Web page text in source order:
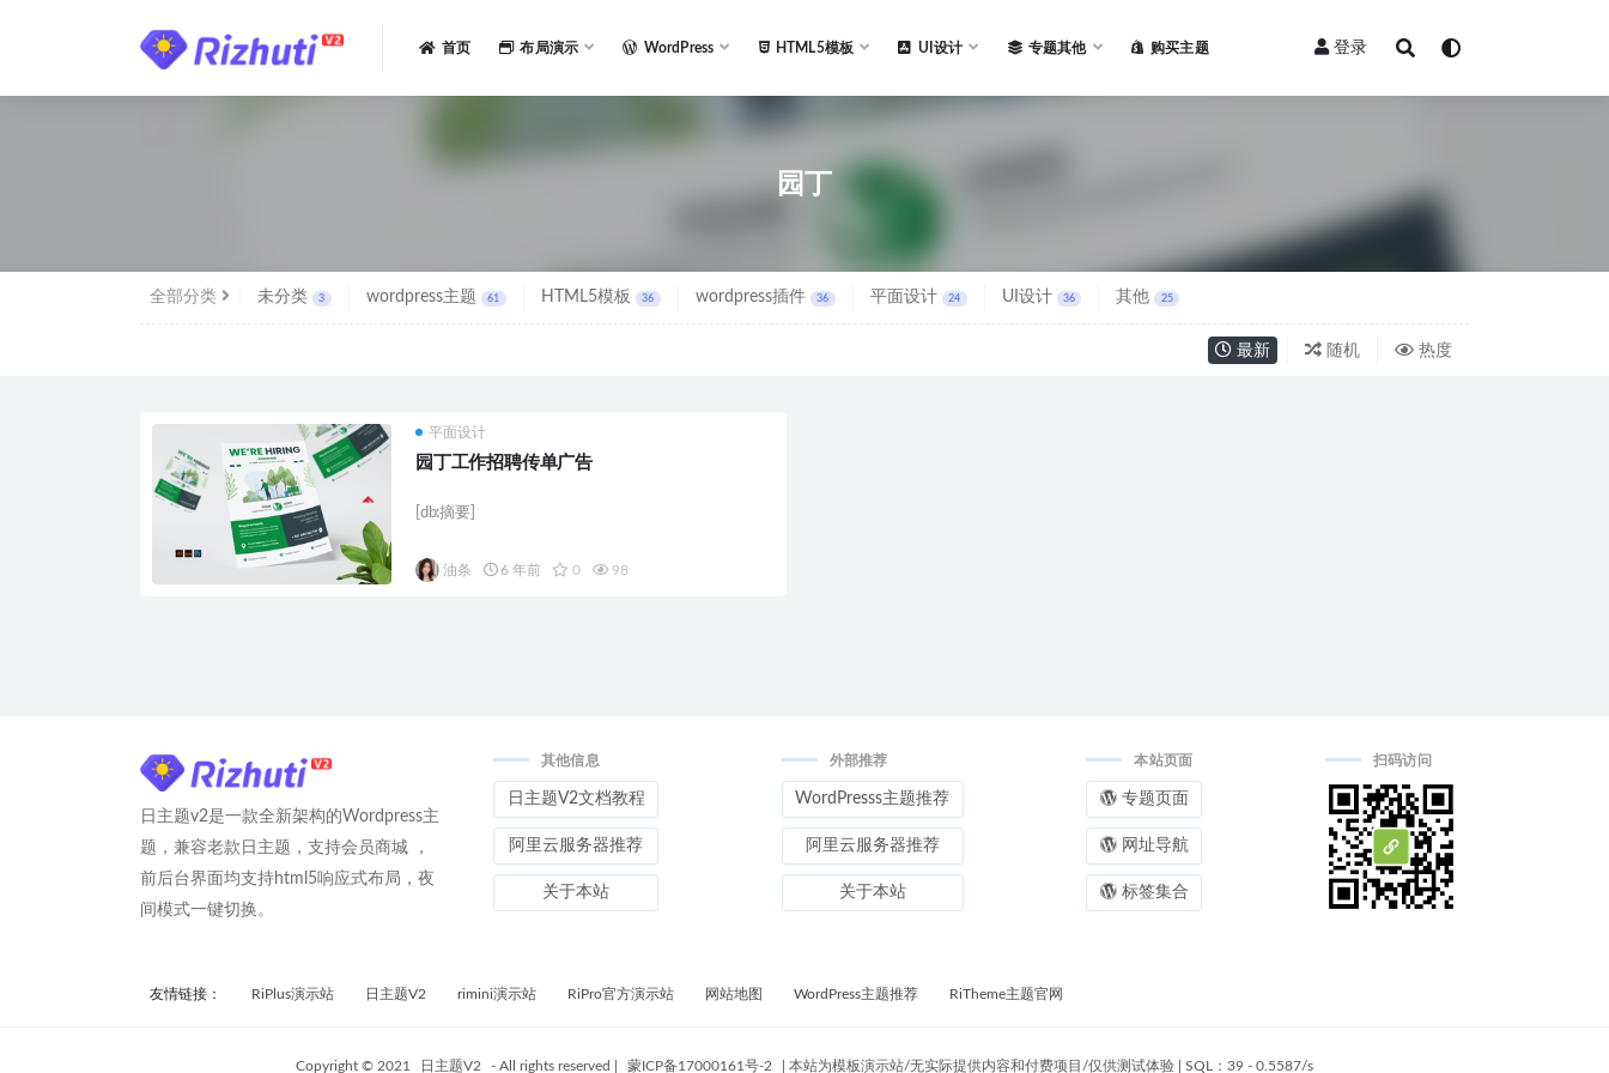
首页 布局演示 WordPress HTML5模板 UI设计 专题其他 购买主题 登录
园丁
全部分类 未分类 3 wordpress主题 61 HTML5模板 36 wordpress插件 36 平面设计 24 UI设计 36 其他 25
最新 随机 热度
平面设计
园丁工作招聘传单广告
[db:摘要]
油条 6 年前 0 98
日主题v2是一款全新架构的Wordpress主
题，兼容老款日主题，支持会员商城 ，
前后台界面均支持html5响应式布局，夜
间模式一键切换。
其他信息
日主题V2文档教程
阿里云服务器推荐
关于本站
外部推荐
WordPresss主题推荐
阿里云服务器推荐
关于本站
本站页面
专题页面
网址导航
标签集合
扫码访问
友情链接： RiPlus演示站 日主题V2 rimini演示站 RiPro官方演示站 网站地图 WordPress主题推荐 RiTheme主题官网
Copyright © 2021 日主题V2 - All rights reserved 蒙ICP备17000161号-2 本站为模板演示站/无实际提供内容和付费项目/仅供测试体验 SQL：39 - 0.5587/s